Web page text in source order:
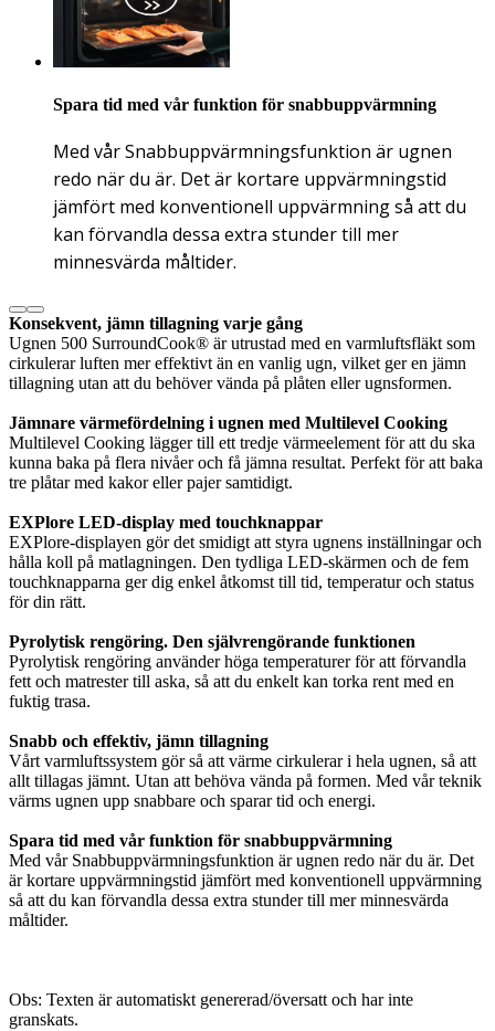
Spara tid med vår funktion för snabbuppvärmning
Med vår Snabbuppvärmningsfunktion är ugnen
redo när du är. Det är kortare uppvärmningstid
jämfört med konventionell uppvärmning så att du
kan förvandla dessa extra stunder till mer
minnesvärda måltider.
Konsekvent, jämn tillagning varje gång
Ugnen 500 SurroundCook® är utrustad med en varmluftsfläkt som
cirkulerar luften mer effektivt än en vanlig ugn, vilket ger en jämn
tillagning utan att du behöver vända på plåten eller ugnsformen.
Jämnare värmefördelning i ugnen med Multilevel Cooking
Multilevel Cooking lägger till ett tredje värmeelement för att du ska
kunna baka på flera nivåer och få jämna resultat. Perfekt för att baka
tre plåtar med kakor eller pajer samtidigt.
EXPlore LED-display med touchknappar
EXPlore-displayen gör det smidigt att styra ugnens inställningar och
hålla koll på matlagningen. Den tydliga LED-skärmen och de fem
touchknapparna ger dig enkel åtkomst till tid, temperatur och status
för din rätt.
Pyrolytisk rengöring. Den självrengörande funktionen
Pyrolytisk rengöring använder höga temperaturer för att förvandla
fett och matrester till aska, så att du enkelt kan torka rent med en
fuktig trasa.
Snabb och effektiv, jämn tillagning
Vårt varmluftssystem gör så att värme cirkulerar i hela ugnen, så att
allt tillagas jämnt. Utan att behöva vända på formen. Med vår teknik
värms ugnen upp snabbare och sparar tid och energi.
Spara tid med vår funktion för snabbuppvärmning
Med vår Snabbuppvärmningsfunktion är ugnen redo när du är. Det
är kortare uppvärmningstid jämfört med konventionell uppvärmning
så att du kan förvandla dessa extra stunder till mer minnesvärda
måltider.
Obs: Texten är automatiskt genererad/översatt och har inte
granskats.